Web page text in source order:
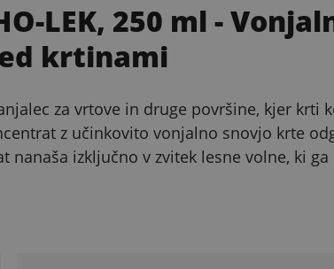
LEK, 250 ml -
krtinami
za vrtove in druge površine, kjer krti
z učinkovito vonjalno snovjo krte
izključno v zvitek lesne volne, ki